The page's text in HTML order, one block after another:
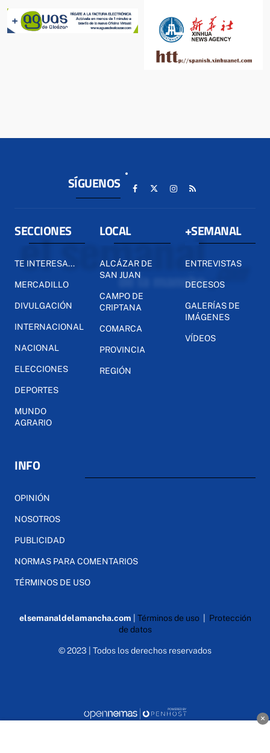
SÍGUENOS
SECCIONES
TE INTERESA...
MERCADILLO
DIVULGACIÓN
INTERNACIONAL
NACIONAL
ELECCIONES
DEPORTES
MUNDO
AGRARIO
LOCAL
ALCÁZAR DE
SAN JUAN
CAMPO DE
CRIPTANA
COMARCA
PROVINCIA
REGIÓN
+SEMANAL
ENTREVISTAS
DECESOS
GALERÍAS DE
IMÁGENES
VÍDEOS
INFO
OPINIÓN
NOSOTROS
PUBLICIDAD
NORMAS PARA COMENTARIOS
TÉRMINOS DE USO
elsemanaldelamancha.com Términos de uso| Protección
de datos
© 2023 | Todos los derechos reservados
×